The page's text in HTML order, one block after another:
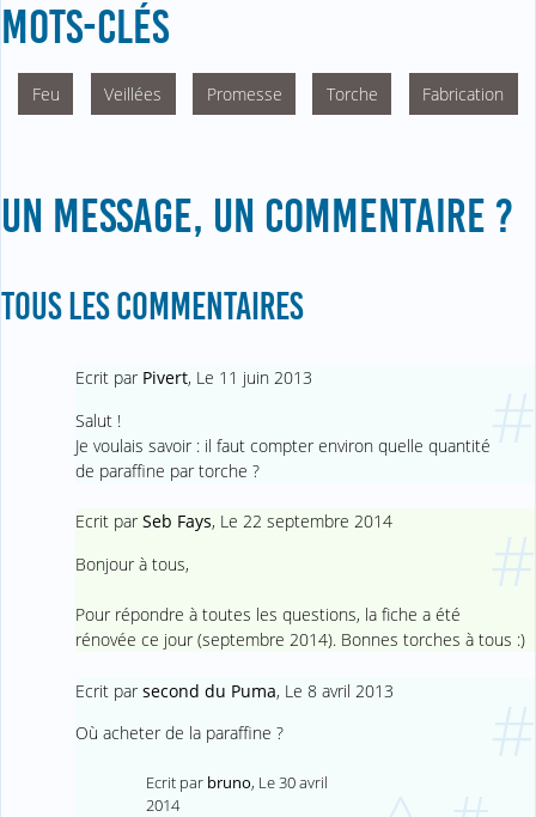
MOTS-CLÉS
Feu Veillées Promesse Torche Fabrication
UN MESSAGE, UN COMMENTAIRE ?
TOUS LES COMMENTAIRES
Ecrit par Pivert, Le 11 juin 2013
Salut !
Je voulais savoir : il faut compter environ quelle quantité
de paraffine par torche ?
Ecrit par Seb Fays, Le 22 septembre 2014
Bonjour à tous,
Pour répondre à toutes les questions, la fiche a été
rénovée ce jour (septembre 2014). Bonnes torches à tous :)
Ecrit par second du Puma, Le 8 avril 2013
Où acheter de la paraffine ?
Ecrit par bruno, Le 30 avril
2014